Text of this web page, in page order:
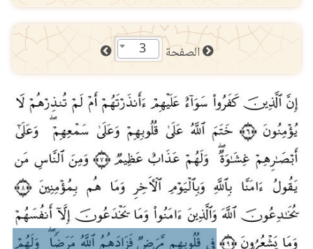
الصفحة 3